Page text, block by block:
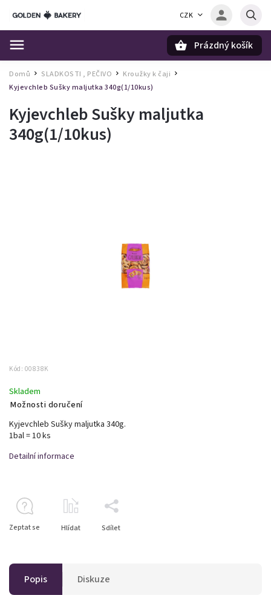
CZK
Prázdný košík
Domů / SLADKOSTI , PEČIVO / Kroužky k čaji /
Kyjevchleb Sušky maljutka 340g(1/10kus)
Kyjevchleb Sušky maljutka
340g(1/10kus)
Kód: 00838K
Skladem
Možnosti doručení
Kyjevchleb Sušky maljutka 340g.
1bal = 10 ks
Detailní informace
Zeptat se Hlídat Sdílet
Popis Diskuze